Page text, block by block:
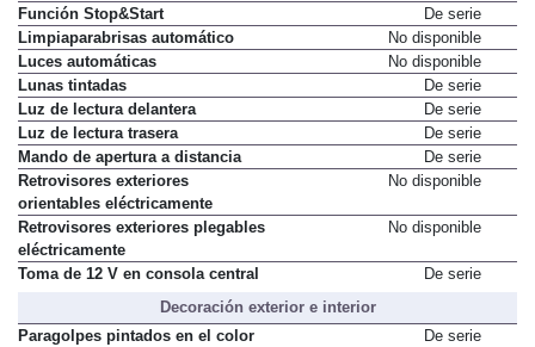
Función Stop&Start
De serie
Limpiaparabrisas automático
No disponible
Luces automáticas
No disponible
Lunas tintadas
De serie
Luz de lectura delantera
De serie
Luz de lectura trasera
De serie
Mando de apertura a distancia
De serie
Retrovisores exteriores
orientables eléctricamente
No disponible
Retrovisores exteriores plegables
eléctricamente
No disponible
Toma de 12 V en consola central
De serie
Decoración exterior e interior
Paragolpes pintados en el color
De serie